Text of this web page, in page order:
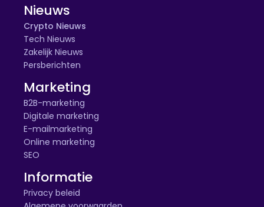
Nieuws
Crypto Nieuws
Tech Nieuws
Zakelijk Nieuws
Persberichten
Marketing
B2B-marketing
Digitale marketing
E-mailmarketing
Online marketing
SEO
Informatie
Privacy beleid